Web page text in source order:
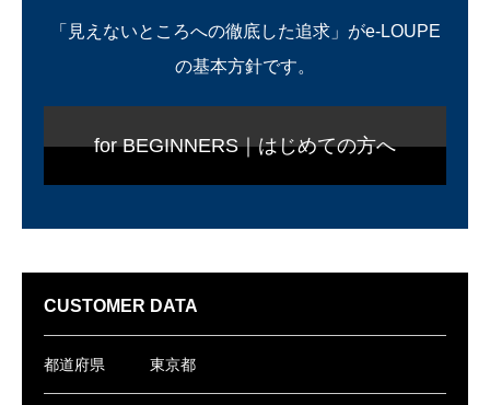
「見えないところへの徹底した追求」がe-LOUPE
の基本方針です。
for BEGINNERS｜はじめての方へ
CUSTOMER DATA
都道府県 東京都